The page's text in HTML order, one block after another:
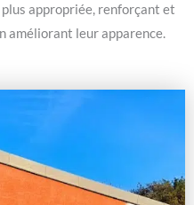
appropriée, renforçant et
améliorant leur apparence.